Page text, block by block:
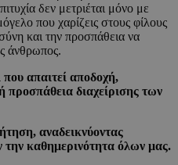
δεν μετριέται μόνο με
που χαρίζεις στους φίλους
και την προσπάθεια να
άνθρωπος.
που απαιτεί αποδοχή,
προσπάθεια διαχείρισης των
αναδεικνύοντας
καθημερινότητα όλων μας.